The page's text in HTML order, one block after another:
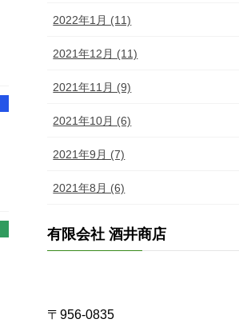
2022年1月 (11)
2021年12月 (11)
2021年11月 (9)
2021年10月 (6)
2021年9月 (7)
2021年8月 (6)
有限会社 酒井商店
〒956-0835